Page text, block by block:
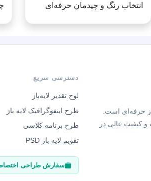
انتخاب رنگ و چیدمان حرفه‌ای
حرفه‌ای است.
کیفیت عالی در
دسترسی سریع
لوح تقدیر لایه‌باز
طرح اینفوگرافیک لایه باز
طرح برنامه کلاسی
تقویم لایه باز PSD
سفارش طراحی